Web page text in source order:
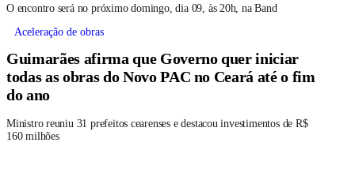
O encontro será no próximo domingo, dia 09, às 20h, na Band
Aceleração de obras
Guimarães afirma que Governo quer iniciar
todas as obras do Novo PAC no Ceará até o fim
do ano
Ministro reuniu 31 prefeitos cearenses e destacou investimentos de R$
160 milhões